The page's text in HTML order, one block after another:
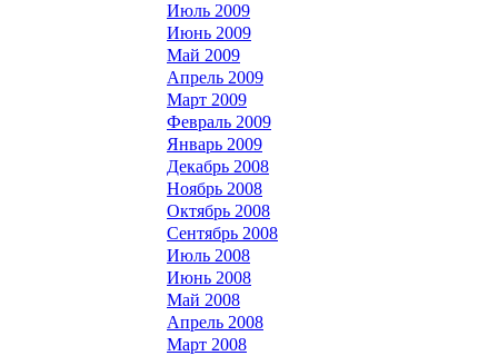
Июль 2009
Июнь 2009
Май 2009
Апрель 2009
Март 2009
Февраль 2009
Январь 2009
Декабрь 2008
Ноябрь 2008
Октябрь 2008
Сентябрь 2008
Июль 2008
Июнь 2008
Май 2008
Апрель 2008
Март 2008